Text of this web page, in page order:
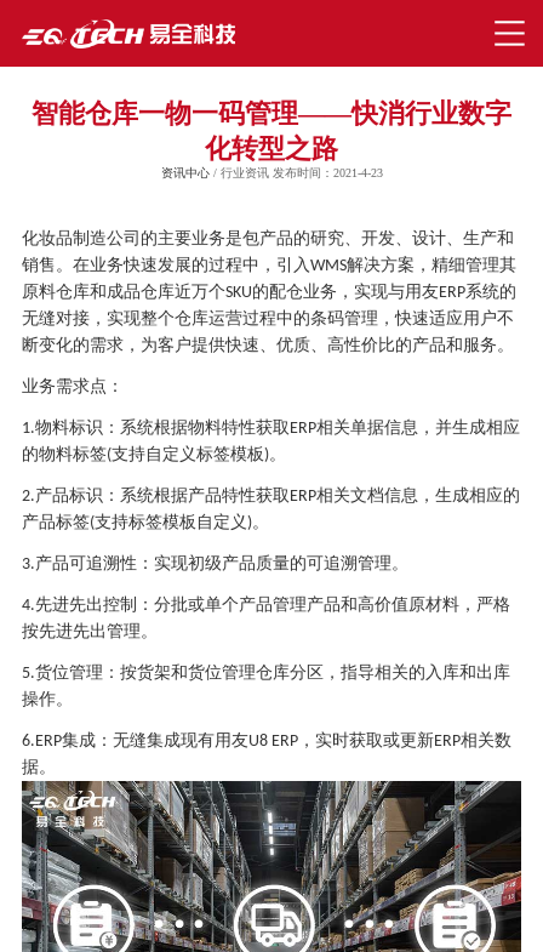
智能仓库一物一码管理——快消行业数字
化转型之路
资讯中心/ 行业资讯 发布时间：2021-4-23
化妆品制造公司的主要业务是包产品的研究、开发、设计、生产和
销售。在业务快速发展的过程中，引入WMS解决方案，精细管理其
原料仓库和成品仓库近万个SKU的配仓业务，实现与用友ERP系统的
无缝对接，实现整个仓库运营过程中的条码管理，快速适应用户不
断变化的需求，为客户提供快速、优质、高性价比的产品和服务。
业务需求点：
1.物料标识：系统根据物料特性获取ERP相关单据信息，并生成相应
的物料标签(支持自定义标签模板)。
2.产品标识：系统根据产品特性获取ERP相关文档信息，生成相应的
产品标签(支持标签模板自定义 )。
3.产品可追溯性：实现初级产品质量的可追溯管理。
4.先进先出控制：分批或单个产品管理产品和高价值原材料，严格
按先进先出管理。
5.货位管理：按货架和货位管理仓库分区，指导相关的入库和出库
操作。
6.ERP集成：无缝集成现有用友U8 ERP，实时获取或更新ERP相关数
据。